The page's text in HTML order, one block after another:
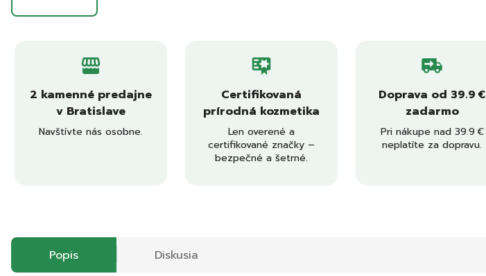
2 kamenné predajne
v Bratislave
Navštívte nás osobne.
Certifikovaná
prírodná kozmetika
Len overené a
certifikované značky –
bezpečné a šetrné.
Doprava od 39.9 €
zadarmo
Pri nákupe nad 39.9 €
neplatíte za dopravu.
Popis Diskusia